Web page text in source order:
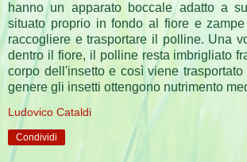
hanno un apparato boccale adatto a
situato proprio in fondo al fiore e
raccogliere e trasportare il polline. Una
dentro il fiore, il polline resta imbrigliato
corpo dell'insetto e così viene
genere gli insetti ottengono nutrimento
Ludovico Cataldi
Condividi